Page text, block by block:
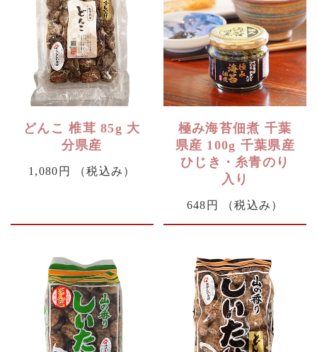
どんこ 椎茸 85g 大
分県産
1,080円 （税込み）
極み海苔佃煮 千葉
県産 100g 千葉県産
ひじき・糸青のり
入り
648円 （税込み）